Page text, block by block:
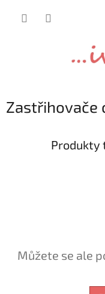
Zastřihovače
Produkty
Můžete se ale